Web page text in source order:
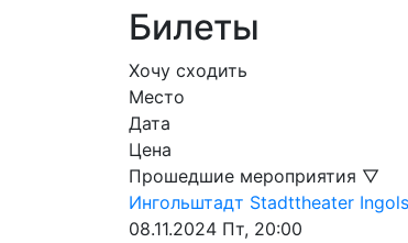
Билеты
Хочу сходить
Место
Дата
Цена
Прошедшие мероприятия ▽
Ингольштадт Stadttheater
08.11.2024 Пт, 20:00